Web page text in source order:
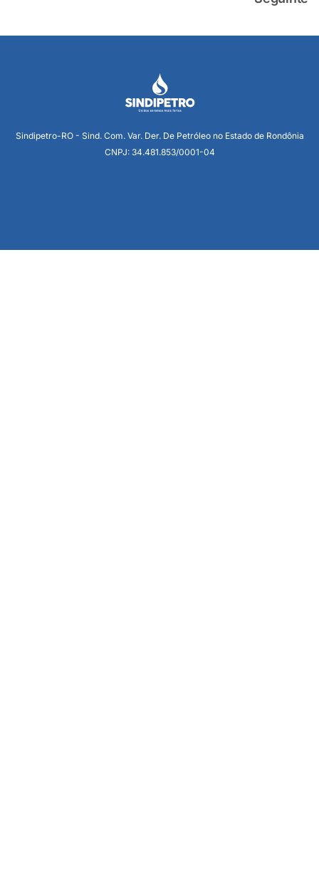
Sindipetro-RO - Sind. Com. Var. Der. De Petróleo no Estado de Rondônia
CNPJ: 34.481.853/0001-04